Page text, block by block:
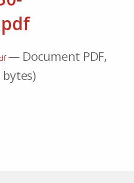
— Document PDF,